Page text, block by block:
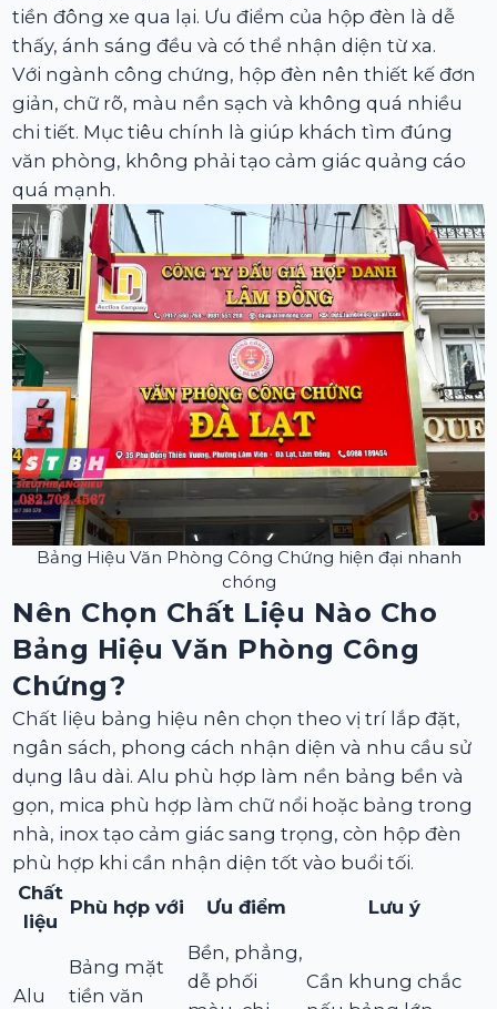
tiền đông xe qua lại. Ưu điểm của hộp đèn là dễ
thấy, ánh sáng đều và có thể nhận diện từ xa.
Với ngành công chứng, hộp đèn nên thiết kế đơn
giản, chữ rõ, màu nền sạch và không quá nhiều
chi tiết. Mục tiêu chính là giúp khách tìm đúng
văn phòng, không phải tạo cảm giác quảng cáo
quá mạnh.
Bảng Hiệu Văn Phòng Công Chứng hiện đại nhanh
chóng
Nên Chọn Chất Liệu Nào Cho
Bảng Hiệu Văn Phòng Công
Chứng?
Chất liệu bảng hiệu nên chọn theo vị trí lắp đặt,
ngân sách, phong cách nhận diện và nhu cầu sử
dụng lâu dài. Alu phù hợp làm nền bảng bền và
gọn, mica phù hợp làm chữ nổi hoặc bảng trong
nhà, inox tạo cảm giác sang trọng, còn hộp đèn
phù hợp khi cần nhận diện tốt vào buổi tối.
Chất
liệu
Phù hợp với Ưu điểm Lưu ý
Alu
Bảng mặt
tiền văn
Bền, phẳng,
dễ phối
Cần khung chắc